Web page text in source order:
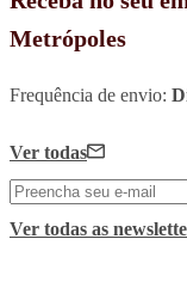
Metrópoles
Frequência de envio:
Ver todas
Ver todas as